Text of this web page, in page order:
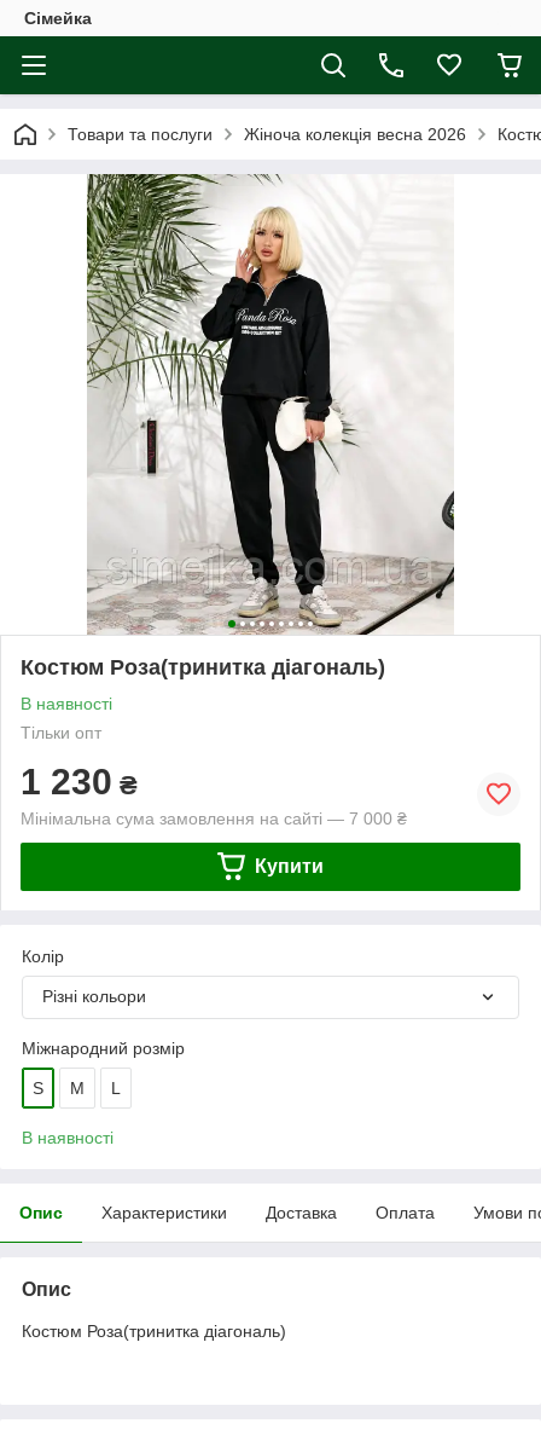
Сімейка
Товари та послуги Жіноча колекція весна 2026
Костюм Роза(тринитка діагональ)
В наявності
Тільки опт
1 230 ₴
Мінімальна сума замовлення на сайті — 7 000 ₴
Купити
Колір
Різні кольори
Міжнародний розмір
S M L
В наявності
Опис Характеристики Доставка Оплата Умови
Опис
Костюм Роза(тринитка діагональ)